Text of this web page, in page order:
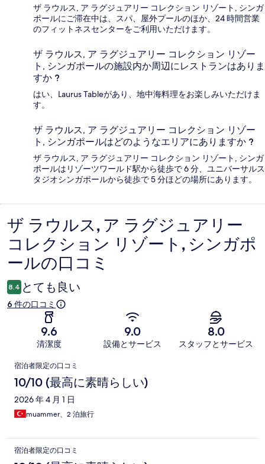
ザ ラウルス, ア ラグジュアリー コレクション リゾート, シンガ
ポールにご滞在中は、スパ、屋外プールのほか、24 時間営業
のフィットネスセンターをご利用いただけます。
ザ ラウルス, ア ラグジュアリー コレクション リゾー
ト, シンガポールの施設内か周辺にレストランはありま
すか ?
はい、Laurus Tableがあり、地中海料理をお楽しみいただけま
す。
ザ ラウルス, ア ラグジュアリー コレクション リゾー
ト, シンガポールはどのようなエリアにありますか ?
ザ ラウルス, ア ラグジュアリー コレクション リゾート, シンガ
ポールはリゾーツワールド駅から徒歩で 6 分、ユニバーサルス
タジオシンガポールから徒歩で 5 分ほどの場所にあります。
口
コ
ミ
ザ ラウルス, ア ラグジュアリー
コレクション リゾート, シンガポ
ールの口コミ
8.4 とても良い
6 件の口コミ
9.6
清潔度
9.0
設備とサービス
8.0
スタッフとサービス
口
コ
ミ
宿泊者限定の口コミ
10/10 (最高に素晴らしい)
2026 年 4 月 1 日
muammer、2 泊旅行
宿泊者限定の口コミ